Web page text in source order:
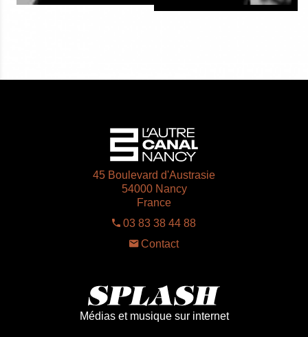
45 Boulevard d'Austrasie
54000 Nancy
France
03 83 38 44 88
Contact
Médias et musique sur internet